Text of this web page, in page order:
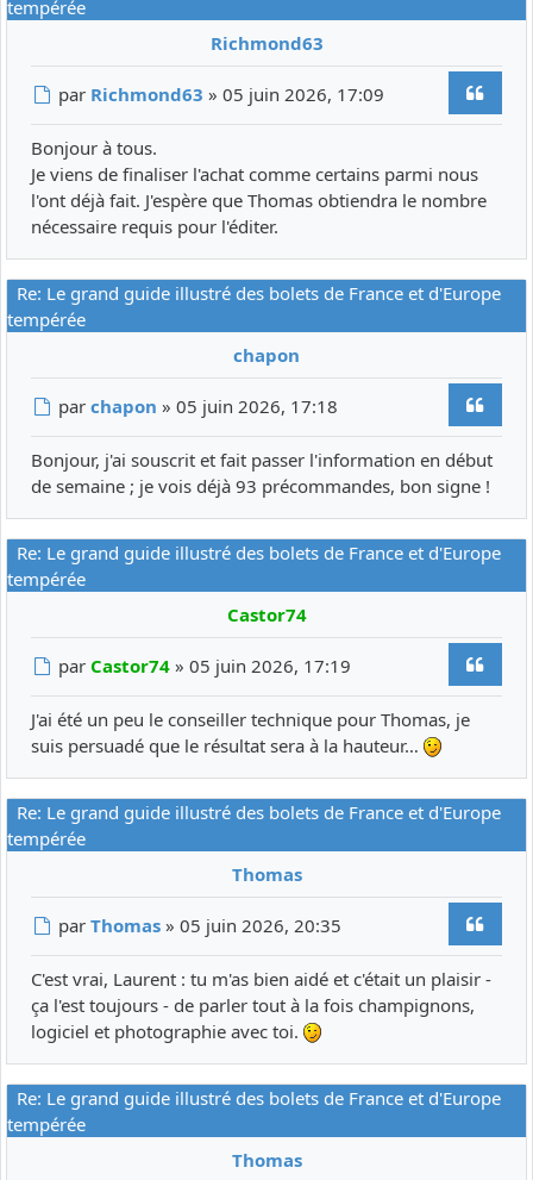
tempérée
Richmond63
Message
par Richmond63 »05 juin 2026, 17:09
Bonjour à tous.
Je viens de finaliser l'achat comme certains parmi nous
l'ont déjà fait. J'espère que Thomas obtiendra le nombre
nécessaire requis pour l'éditer.
Re: Le grand guide illustré des bolets de France et d'Europe
tempérée
chapon
Message
parchapon »05 juin 2026, 17:18
Bonjour, j'ai souscrit et fait passer l'information en début
de semaine ; je vois déjà 93 précommandes, bon signe !
Re: Le grand guide illustré des bolets de France et d'Europe
tempérée
Castor74
Message
par Castor74 »05 juin 2026, 17:19
J'ai été un peu le conseiller technique pour Thomas, je
suis persuadé que le résultat sera à la hauteur…
Re: Le grand guide illustré des bolets de France et d'Europe
tempérée
Thomas
Message
parThomas »05 juin 2026, 20:35
C'est vrai, Laurent : tu m'as bien aidé et c'était un plaisir -
ça l'est toujours - de parler tout à la fois champignons,
logiciel et photographie avec toi.
Re: Le grand guide illustré des bolets de France et d'Europe
tempérée
Thomas